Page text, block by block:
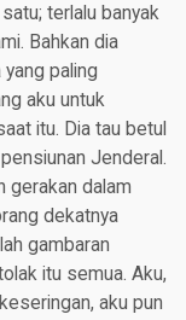
terlalu banyak
Bahkan dia
paling
aku untuk
itu. Dia tau betul
Jenderal.
gerakan dalam
dekatnya
gambaran
itu semua. Aku,
aku pun